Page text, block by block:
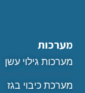
מערכות
מערכות גילוי עשן
מערכת כיבוי בגז